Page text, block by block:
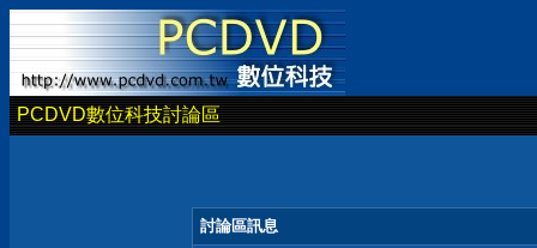
PCDVD數位科技討論區
討論區訊息